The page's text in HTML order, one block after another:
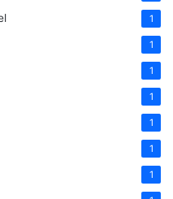
1
1
1
1
1
1
1